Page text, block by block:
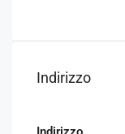
Indirizzo